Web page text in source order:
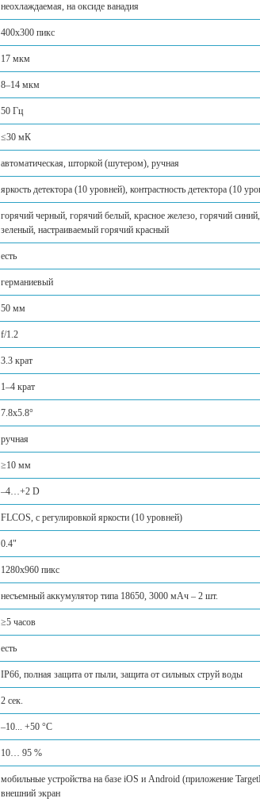
неохлаждаемая, на оксиде ванадия
400x300 пикс
17 мкм
8–14 мкм
50 Гц
≤30 мК
автоматическая, шторкой (шутером), ручная
яркость детектора (10 уровней), контрастность детектора (10
горячий черный, горячий белый, красное железо, горячий
зеленый, настраиваемый горячий красный
есть
германиевый
50 мм
f/1.2
3.3 крат
1–4 крат
7.8х5.8°
ручная
≥10 мм
–4…+2 D
FLCOS, с регулировкой яркости (10 уровней)
0.4"
1280х960 пикс
несъемный аккумулятор типа 18650, 3000 мАч – 2 шт.
≥5 часов
есть
IP66, полная защита от пыли, защита от сильных струй воды
2 сек.
–10... +50 °С
10… 95 %
мобильные устройства на базе iOS и Android (приложение
внешний экран